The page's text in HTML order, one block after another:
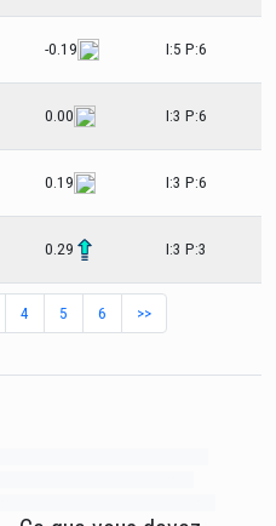
-0.19 I:5 P:6
0.00 I:3 P:6
0.19 I:3 P:6
0.29 I:3 P:3
4 5 6 >>